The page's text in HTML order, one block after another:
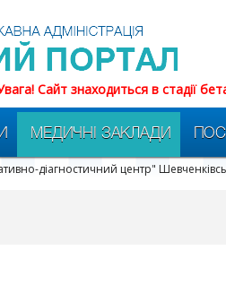
Сайт знаходиться в стадії
МЕДИЧНІ ЗАКЛАДИ
діагностичний центр"